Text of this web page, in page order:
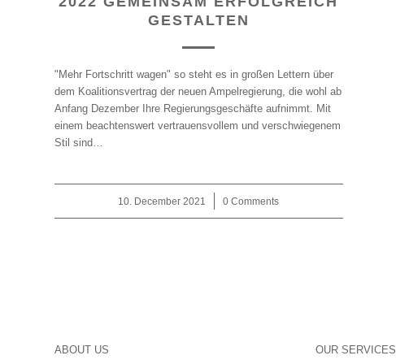
GESTALTEN
"Mehr Fortschritt wagen" so steht es in großen Lettern über
dem Koalitionsvertrag der neuen Ampelregierung, die wohl ab
Anfang Dezember Ihre Regierungsgeschäfte aufnimmt. Mit
einem beachtenswert vertrauensvollem und verschwiegenem
Stil sind…
10. December 2021
/ 0 Comments
ABOUT US OUR SERVICES